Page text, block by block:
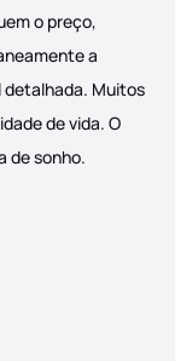
o preço,
a
detalhada. Muitos
de vida. O
de sonho.